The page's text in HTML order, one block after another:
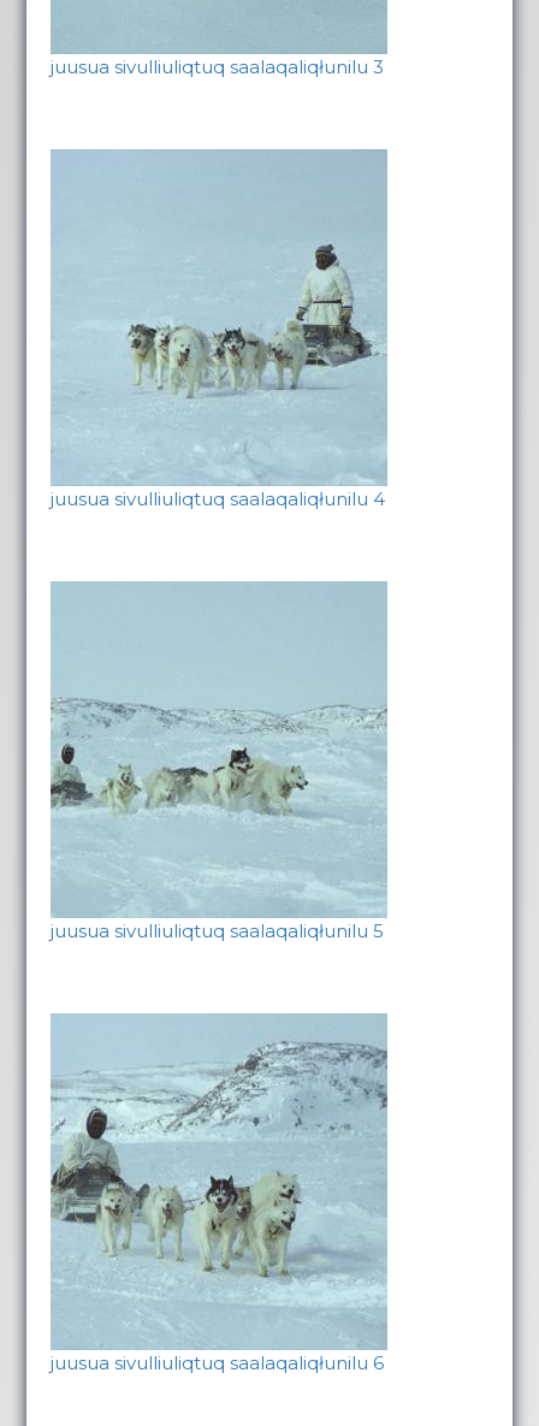
juusua sivulliuliqtuq saalaqaliqłunilu 3
juusua sivulliuliqtuq saalaqaliqłunilu 4
juusua sivulliuliqtuq saalaqaliqłunilu 5
juusua sivulliuliqtuq saalaqaliqłunilu 6